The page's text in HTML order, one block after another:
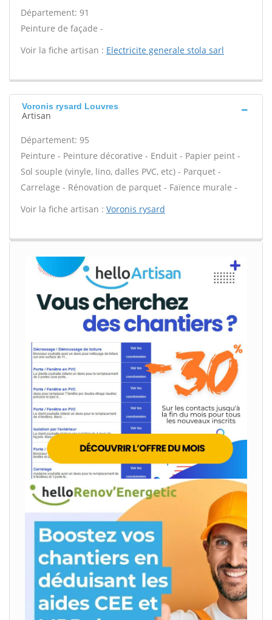
Département: 91
Peinture de façade -
Voir la fiche artisan : Electricite generale stola sarl
Voronis rysard Louvres
Artisan
Département: 95
Peinture - Peinture décorative - Enduit - Papier peint -
Sol souple (vinyle, lino, dalles PVC, etc) - Parquet -
Carrelage - Rénovation de parquet - Faïence murale -
Voir la fiche artisan : Voronis rysard